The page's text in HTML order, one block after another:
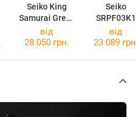
Seiko King
Samurai Great
Blue PADI
Edition
Seiko
SRPF03K1
від
28 050 грн.
від
23 089